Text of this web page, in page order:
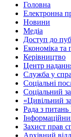
Головна
Електронна
Новини
Медіа
Доступ до
Економіка та
Керівництво
Центр
Служба у
Соціальні
Соціальний
«Цивільний
Рада з
Захист прав
Архівний